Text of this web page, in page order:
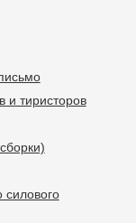
и тиристоров
силового